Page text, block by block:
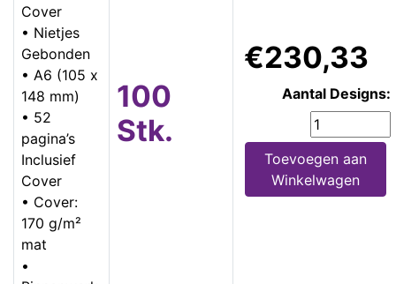
Cover
• Nietjes
Gebonden
• A6 (105 x
148 mm)
• 52
pagina’s
Inclusief
Cover
• Cover:
170 g/m²
mat
•
100
Stk.
€230,33
Aantal Designs:
Toevoegen aan
Winkelwagen